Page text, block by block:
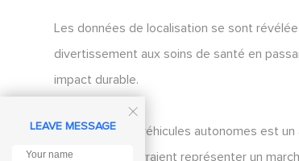
Les données de localisation se sont
divertissement aux soins de santé en
impact durable.
Le marché des véhicules autonomes est
audiovisuels devraient représenter un

LEAVE MESSAGE